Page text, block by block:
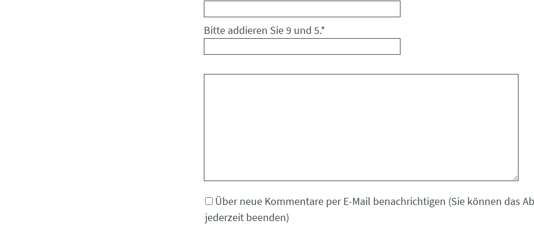
Bitte addieren Sie 9 und 5.*
Über neue Kommentare per E-Mail benachrichtigen (Sie können das
jederzeit beenden)